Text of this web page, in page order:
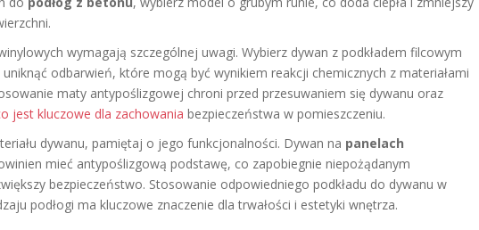
wymagają szczególnej uwagi. Wybierz dywan z podkładem filcowym
odbarwień, które mogą być wynikiem reakcji chemicznych z materiałami
maty antypoślizgowej chroni przed przesuwaniem się dywanu oraz
jest kluczowe dla zachowania bezpieczeństwa w pomieszczeniu.
dywanu, pamiętaj o jego funkcjonalności. Dywan na panelach
mieć antypoślizgową podstawę, co zapobiegnie niepożądanym
bezpieczeństwo. Stosowanie odpowiedniego podkładu do dywanu w
podłogi ma kluczowe znaczenie dla trwałości i estetyki wnętrza.